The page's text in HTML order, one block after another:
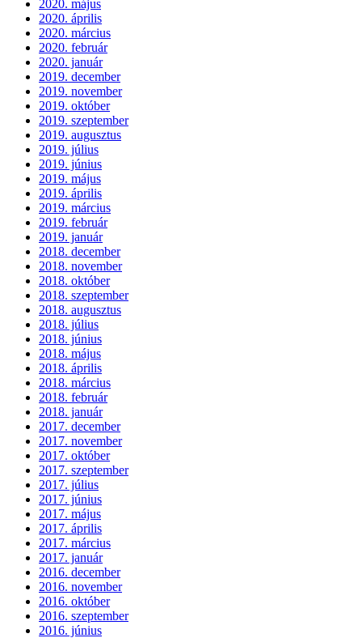
2020. május
2020. április
2020. március
2020. február
2020. január
2019. december
2019. november
2019. október
2019. szeptember
2019. augusztus
2019. július
2019. június
2019. május
2019. április
2019. március
2019. február
2019. január
2018. december
2018. november
2018. október
2018. szeptember
2018. augusztus
2018. július
2018. június
2018. május
2018. április
2018. március
2018. február
2018. január
2017. december
2017. november
2017. október
2017. szeptember
2017. július
2017. június
2017. május
2017. április
2017. március
2017. január
2016. december
2016. november
2016. október
2016. szeptember
2016. június